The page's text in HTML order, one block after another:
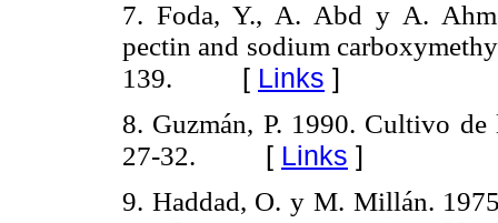
7. Foda, Y., A. Abd y A.
pectin and sodium
139. [ Links ]
8. Guzmán, P. 1990. Cultivo de
27-32. [ Links ]
9. Haddad, O. y M. Millán.